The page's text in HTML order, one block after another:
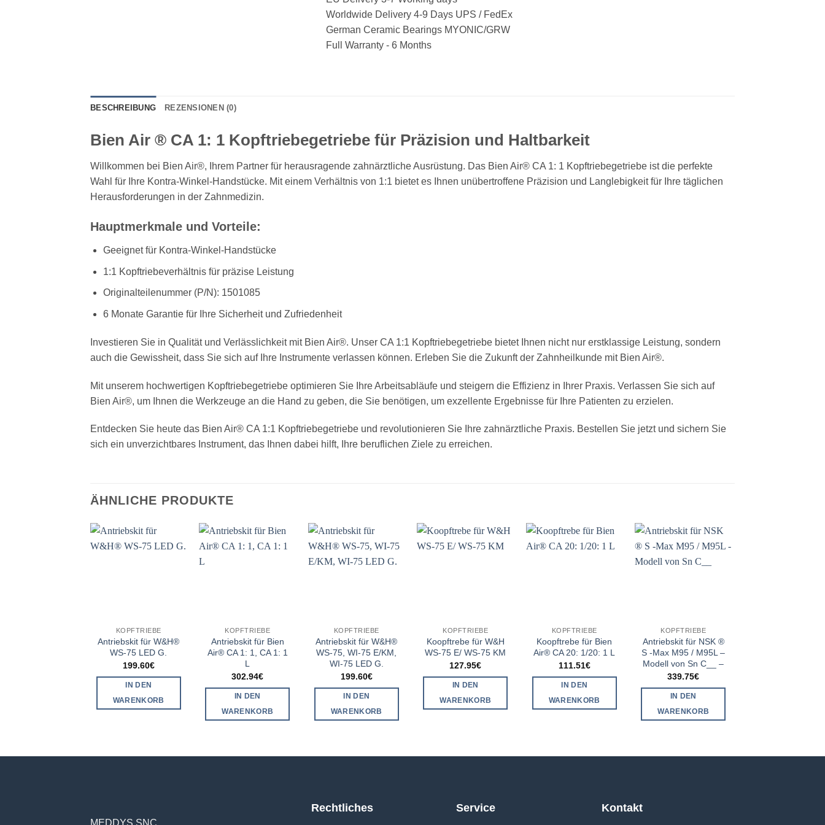
Worldwide Delivery 4-9 Days UPS / FedEx
German Ceramic Bearings MYONIC/GRW
Full Warranty - 6 Months
BESCHREIBUNG REZENSIONEN (0)
Bien Air ® CA 1: 1 Kopftriebegetriebe für Präzision und Haltbarkeit
Willkommen bei Bien Air®, Ihrem Partner für herausragende zahnärztliche Ausrüstung. Das Bien Air® CA 1: 1 Kopftriebegetriebe ist die perfekte
Wahl für Ihre Kontra-Winkel-Handstücke. Mit einem Verhältnis von 1:1 bietet es Ihnen unübertroffene Präzision und Langlebigkeit für Ihre täglichen
Herausforderungen in der Zahnmedizin.
Hauptmerkmale und Vorteile:
Geeignet für Kontra-Winkel-Handstücke
1:1 Kopftriebeverhältnis für präzise Leistung
Originalteilenummer (P/N): 1501085
6 Monate Garantie für Ihre Sicherheit und Zufriedenheit
Investieren Sie in Qualität und Verlässlichkeit mit Bien Air®. Unser CA 1:1 Kopftriebegetriebe bietet Ihnen nicht nur erstklassige Leistung, sondern
auch die Gewissheit, dass Sie sich auf Ihre Instrumente verlassen können. Erleben Sie die Zukunft der Zahnheilkunde mit Bien Air®.
Mit unserem hochwertigen Kopftriebegetriebe optimieren Sie Ihre Arbeitsabläufe und steigern die Effizienz in Ihrer Praxis. Verlassen Sie sich auf
Bien Air®, um Ihnen die Werkzeuge an die Hand zu geben, die Sie benötigen, um exzellente Ergebnisse für Ihre Patienten zu erzielen.
Entdecken Sie heute das Bien Air® CA 1:1 Kopftriebegetriebe und revolutionieren Sie Ihre zahnärztliche Praxis. Bestellen Sie jetzt und sichern Sie
sich ein unverzichtbares Instrument, das Ihnen dabei hilft, Ihre beruflichen Ziele zu erreichen.
ÄHNLICHE PRODUKTE
KOPFTRIEBE
Antriebskit für W&H®
WS-75 LED G.
199.60€
IN DEN
WARENKORB
KOPFTRIEBE
Antriebskit für Bien
Air® CA 1: 1, CA 1: 1
L
302.94€
IN DEN
WARENKORB
KOPFTRIEBE
Antriebskit für W&H®
WS-75, WI-75 E/KM,
WI-75 LED G.
199.60€
IN DEN
WARENKORB
KOPFTRIEBE
Koopftrebe für W&H
WS-75 E/ WS-75 KM
127.95€
IN DEN
WARENKORB
KOPFTRIEBE
Koopftrebe für Bien
Air® CA 20: 1/20: 1 L
111.51€
IN DEN
WARENKORB
KOPFTRIEBE
Antriebskit für NSK ®
S -Max M95 / M95L –
Modell von Sn C__ –
339.75€
IN DEN
WARENKORB
MEDDYS SNC
Rechtliches Service Kontakt